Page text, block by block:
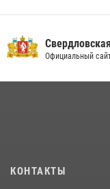
Всероссийского
08 июля 2026, 12:02 5
16 июля 2026, 13:07
Официальный
КОНТАКТЫ